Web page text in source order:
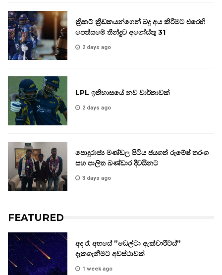
ක්‍රිකට් ක්‍රීඩකයන්ගෙන් බදු අය කිරීමට එරෙහි
පෙත්සමේ තීන්දුව අගෝස්තු 31
2 days ago
LPL ඉතිහාසයේ නව වාර්තාවක්
2 days ago
පොදුරාජ්‍ය මණ්ඩල පිටිය ජයගත් රුමේෂ් තරංග
සහ පාලිත බණ්ඩාර දිවයිනට
3 days ago
FEATURED
අද රෑ අහසේ ”ඩෙල්ටා ඇක්වාරිට්ස්”
දැකගැනීමට අවස්ථාවක්
1 week ago